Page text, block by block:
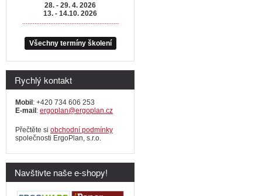
28. - 29. 4. 2026
13. - 14.10. 2026
Všechny termíny školení
Rychlý kontakt
Mobil: +420 734 606 253
E-mail: ergoplan@ergoplan.cz
Přečtěte si obchodní podmínky
společnosti ErgoPlan, s.r.o.
Navštivte naše e-shopy!